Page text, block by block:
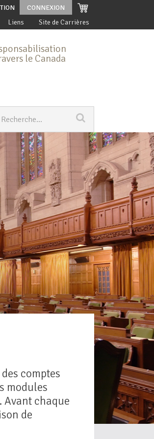
CONNEXION
Liens Site de Carrières
le Canada
comptes
modules
Avant chaque
de